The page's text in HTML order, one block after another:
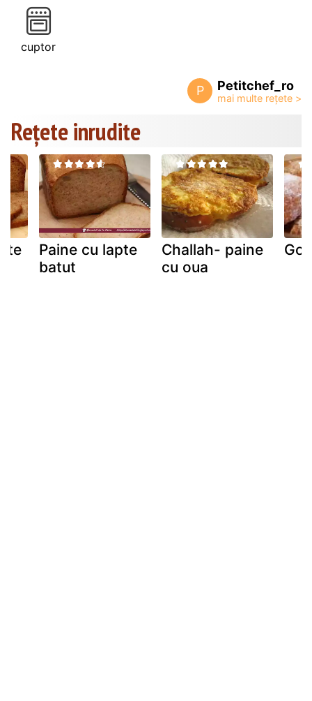
cuptor
P Petitchef_ro
Rețete inrudite
Paine cu lapte
batut
Challah- paine
cu oua